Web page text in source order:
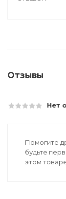
Отзывы
Нет
Помогите
будьте
этом